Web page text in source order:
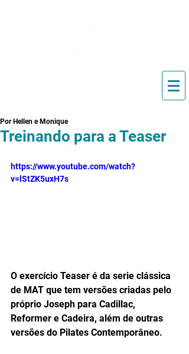
Treinando para a Teaser
Por Hellen e Monique
https://www.youtube.com/watch?
v=lStZK5uxH7s
O exercício Teaser é da serie clássica
de MAT que tem versões criadas pelo
próprio Joseph para Cadillac,
Reformer e Cadeira, além de outras
versões do Pilates Contemporâneo.